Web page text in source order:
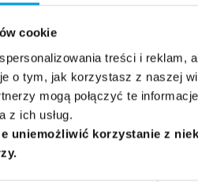
cookie
treści i reklam,
o tym, jak korzystasz z naszej
mogą połączyć te
z ich usług.
uniemożliwić korzystanie z